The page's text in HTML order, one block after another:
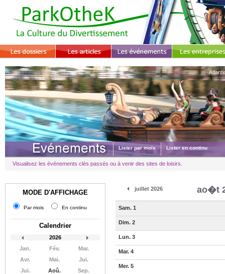
Lister par mois Lister en continu
Visualisez les événements clès passés ou à venir des sites de loisirs.
MODE D'AFFICHAGE
Par mois En continu
Calendrier
2026
Jan.
Fév.
Mar.
Avr.
Mai.
Jui.
Jui.
Aoû.
Sep.
juillet 2026 ao�t
Sam. 1
Dim. 2
Lun. 3
Mar. 4
Mer. 5